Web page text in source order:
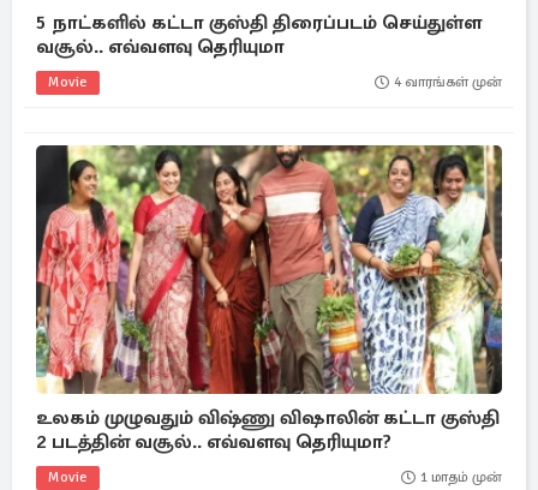
5 நாட்களில் கட்டா குஸ்தி திரைப்படம் செய்துள்ள
வசூல்.. எவ்வளவு தெரியுமா
Movie 4 வாரங்கள் முன்
உலகம் முழுவதும் விஷ்ணு விஷாலின் கட்டா குஸ்தி
2 படத்தின் வசூல்.. எவ்வளவு தெரியுமா?
Movie 1 மாதம் முன்